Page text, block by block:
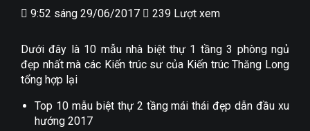
9:52 sáng 29/06/2017 239 Lượt xem
Dưới đây là 10 mẫu nhà biệt thự 1 tầng 3 phòng ngủ
đẹp nhất mà các Kiến trúc sư của Kiến trúc Thăng Long
tổng hợp lại
Top 10 mẫu biệt thự 2 tầng mái thái đẹp dẫn đầu xu
hướng 2017